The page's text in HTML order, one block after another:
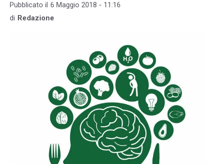
Pubblicato il 6 Maggio 2018 - 11:16
di Redazione